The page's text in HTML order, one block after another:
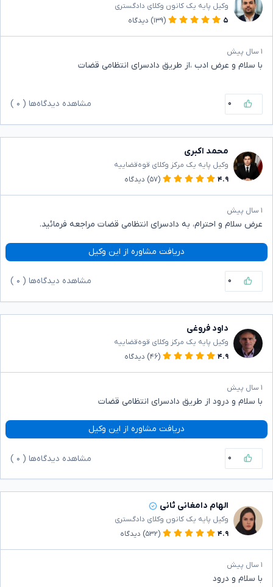
وکیل پایه یک کانون وکلای دادگستری
۵
(۱۳۹) دیدگاه
۱ سال پیش
با سلام و عرض ادب ،از طریق دادسرای انتظامی قضات
۰ مشاهده دیدگاه‌ها ( ۰
محمد اکبری
وکیل پایه یک مرکز وکلای قوه‌قضاییه
۴.۹
(۵۷) دیدگاه
۱ سال پیش
عرض سلام و احترام، به دادسرای انتظامی قضات مراجعه فرمائید.
دریافت مشاوره از این وکیل
۰ مشاهده دیدگاه‌ها ( ۰
داود فروغی
وکیل پایه یک مرکز وکلای قوه‌قضاییه
۴.۹
(۴۶) دیدگاه
۱ سال پیش
با سلام و درود از طریق دادسرای انتظامی قضات
دریافت مشاوره از این وکیل
۰ مشاهده دیدگاه‌ها ( ۰
الهام دامغانی ثانی
وکیل پایه یک کانون وکلای دادگستری
۴.۹
(۵۳۲) دیدگاه
۱ سال پیش
با سلام و درود